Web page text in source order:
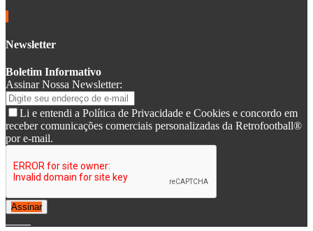
Newsletter
Boletim Informativo
Assinar Nossa Newsletter:
Li e entendi a Política de Privacidade e Cookies e concordo em
receber comunicações comerciais personalizadas da Retrofootball®
por e-mail.
Assinar